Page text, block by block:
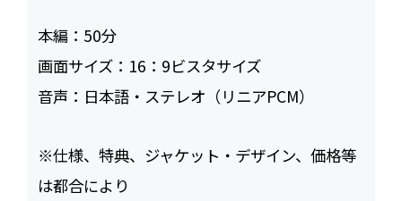
本編： 50
画面サイズ： 16：9ビスタサイズ
音声： 日本語・ステレオ（リニアPCM）
※仕様、特典、ジャケット・デザイン、価格等
は都合により